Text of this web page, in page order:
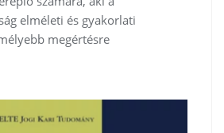
elméleti és gyakorlati
megértésre